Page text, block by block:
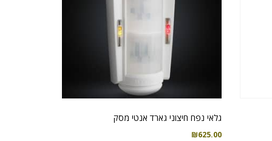
גלאי נפח חיצוני גארד אנטי מסק
₪625.00